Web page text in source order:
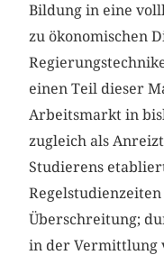
Bildung in eine
zu ökonomischen
einen Teil dieser
Arbeitsmarkt in
zugleich als
Studierens
Überschreitung;
in der Vermittlung